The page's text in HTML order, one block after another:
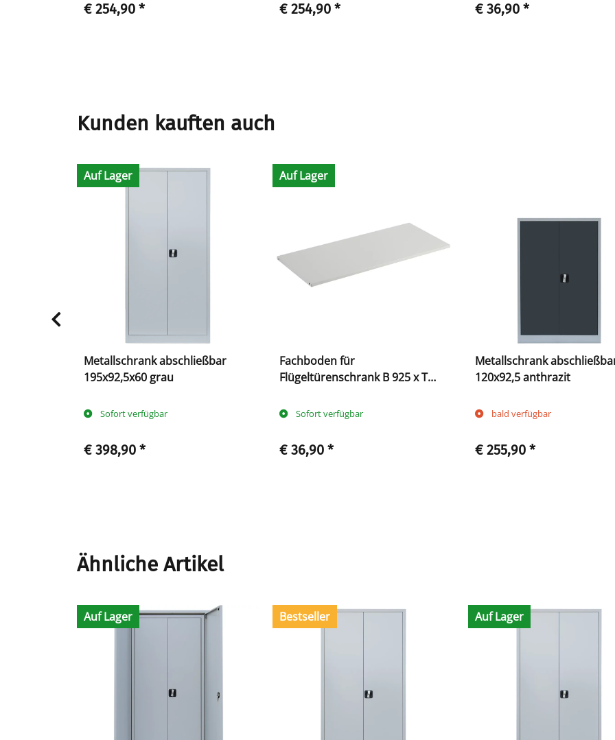
€ 254,90 * € 254,90 * € 36,90 *
Kunden kauften auch
Auf Lager
Metallschrank abschließbar
195x92,5x60 grau
Sofort verfügbar
€ 398,90 *
Auf Lager
Fachboden für
Flügeltürenschrank B 925 x T
Sofort verfügbar
€ 36,90 *
Metallschrank
120x92,5 anthrazit
bald verfügbar
€ 255,90 *
Ähnliche Artikel
Auf Lager Bestseller Auf Lager